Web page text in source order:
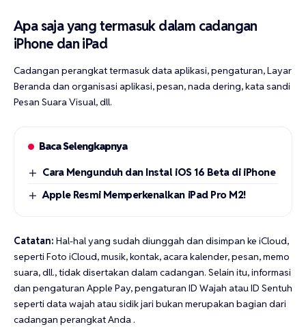
Apa saja yang termasuk dalam cadangan
iPhone dan iPad
Cadangan perangkat termasuk data aplikasi, pengaturan, Layar
Beranda dan organisasi aplikasi, pesan, nada dering, kata sandi
Pesan Suara Visual, dll.
Baca Selengkapnya
Cara Mengunduh dan Instal iOS 16 Beta di iPhone
Apple Resmi Memperkenalkan iPad Pro M2!
Catatan: Hal-hal yang sudah diunggah dan disimpan ke iCloud,
seperti Foto iCloud, musik, kontak, acara kalender, pesan, memo
suara, dll., tidak disertakan dalam cadangan. Selain itu, informasi
dan pengaturan Apple Pay, pengaturan ID Wajah atau ID Sentuh
seperti data wajah atau sidik jari bukan merupakan bagian dari
cadangan perangkat Anda .